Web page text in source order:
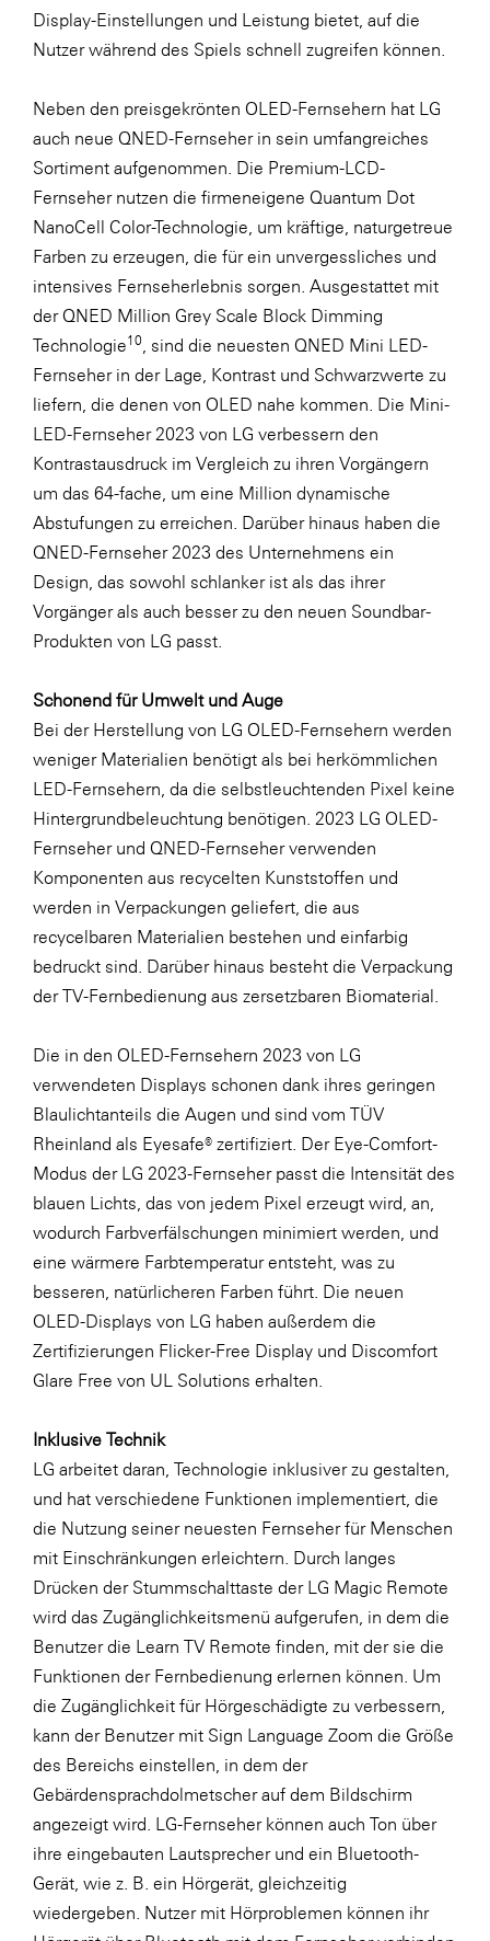
Display-Einstellungen und Leistung bietet, auf die
Nutzer während des Spiels schnell zugreifen können.
Neben den preisgekrönten OLED-Fernsehern hat LG
auch neue QNED-Fernseher in sein umfangreiches
Sortiment aufgenommen. Die Premium-LCD-
Fernseher nutzen die firmeneigene Quantum Dot
NanoCell Color-Technologie, um kräftige, naturgetreue
Farben zu erzeugen, die für ein unvergessliches und
intensives Fernseherlebnis sorgen. Ausgestattet mit
der QNED Million Grey Scale Block Dimming
Technologie10
, sind die neuesten QNED Mini LED-
Fernseher in der Lage, Kontrast und Schwarzwerte zu
liefern, die denen von OLED nahe kommen. Die Mini-
LED-Fernseher 2023 von LG verbessern den
Kontrastausdruck im Vergleich zu ihren Vorgängern
um das 64-fache, um eine Million dynamische
Abstufungen zu erreichen. Darüber hinaus haben die
QNED-Fernseher 2023 des Unternehmens ein
Design, das sowohl schlanker ist als das ihrer
Vorgänger als auch besser zu den neuen Soundbar-
Produkten von LG passt.
Schonend für Umwelt und Auge
Bei der Herstellung von LG OLED-Fernsehern werden
weniger Materialien benötigt als bei herkömmlichen
LED-Fernsehern, da die selbstleuchtenden Pixel keine
Hintergrundbeleuchtung benötigen. 2023 LG OLED-
Fernseher und QNED-Fernseher verwenden
Komponenten aus recycelten Kunststoffen und
werden in Verpackungen geliefert, die aus
recycelbaren Materialien bestehen und einfarbig
bedruckt sind. Darüber hinaus besteht die Verpackung
der TV-Fernbedienung aus zersetzbaren Biomaterial.
Die in den OLED-Fernsehern 2023 von LG
verwendeten Displays schonen dank ihres geringen
Blaulichtanteils die Augen und sind vom TÜV
Rheinland als Eyesafe® zertifiziert. Der Eye-Comfort-
Modus der LG 2023-Fernseher passt die Intensität des
blauen Lichts, das von jedem Pixel erzeugt wird, an,
wodurch Farbverfälschungen minimiert werden, und
eine wärmere Farbtemperatur entsteht, was zu
besseren, natürlicheren Farben führt. Die neuen
OLED-Displays von LG haben außerdem die
Zertifizierungen Flicker-Free Display und Discomfort
Glare Free von UL Solutions erhalten.
Inklusive Technik
LG arbeitet daran, Technologie inklusiver zu gestalten,
und hat verschiedene Funktionen implementiert, die
die Nutzung seiner neuesten Fernseher für Menschen
mit Einschränkungen erleichtern. Durch langes
Drücken der Stummschalttaste der LG Magic Remote
wird das Zugänglichkeitsmenü aufgerufen, in dem die
Benutzer die Learn TV Remote finden, mit der sie die
Funktionen der Fernbedienung erlernen können. Um
die Zugänglichkeit für Hörgeschädigte zu verbessern,
kann der Benutzer mit Sign Language Zoom die Größe
des Bereichs einstellen, in dem der
Gebärdensprachdolmetscher auf dem Bildschirm
angezeigt wird. LG-Fernseher können auch Ton über
ihre eingebauten Lautsprecher und ein Bluetooth-
Gerät, wie z. B. ein Hörgerät, gleichzeitig
wiedergeben. Nutzer mit Hörproblemen können ihr